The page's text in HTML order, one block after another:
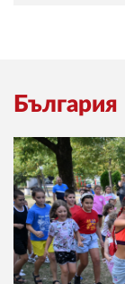
България